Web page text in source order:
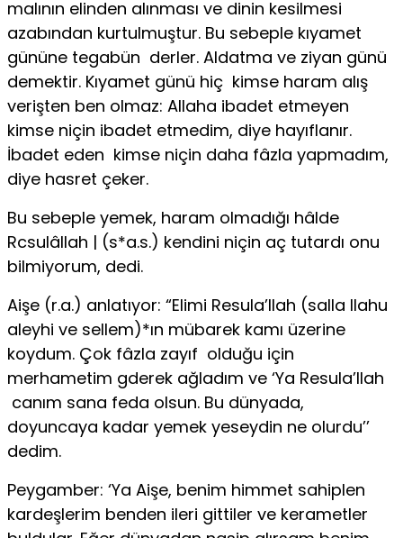
malının elinden alınması ve dinin kesilmesi
azabından kurtulmuştur. Bu sebeple kıyamet
gününe tegabün derler. Aldatma ve ziyan günü
demektir. Kıyamet günü hiç kimse haram alış
verişten ben olmaz: Allaha ibadet etmeyen
kimse niçin ibadet etmedim, diye hayıflanır.
İbadet eden kimse niçin daha fâzla yapmadım,
diye hasret çeker.
Bu sebeple yemek, haram olmadığı hâlde
Rcsulâllah | (s*a.s.) kendini niçin aç tutardı onu
bilmiyorum, dedi.
Aişe (r.a.) anlatıyor: “Elimi Resula’llah (salla llahu
aleyhi ve sellem)*ın mübarek kamı üzerine
koydum. Çok fâzla zayıf olduğu için
merhametim gderek ağladım ve ‘Ya Resula’llah
canım sana feda olsun. Bu dünyada,
doyuncaya kadar yemek yeseydin ne olurdu’’
dedim.
Peygamber: ‘Ya Aişe, benim himmet sahiplen
kardeşlerim benden ileri gittiler ve kerametler